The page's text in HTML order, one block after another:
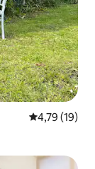
Note
4,79 (19)